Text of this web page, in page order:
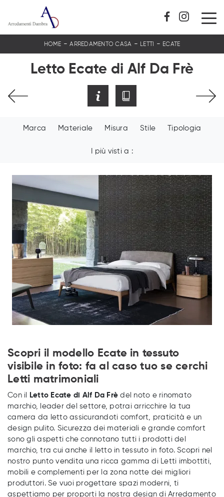
HOME -ARREDAMENTO CASA - LETTI - ECATE
Letto Ecate di Alf Da Frè
Marca Materiale Misura Stile Tipologia
I più visti a :
Scopri il modello Ecate in tessuto
visibile in foto: fa al caso tuo se cerchi
Letti matrimoniali
Con il Letto Ecate di Alf Da Frè del noto e rinomato
marchio, leader del settore, potrai arricchire la tua
camera da letto assicurandoti comfort, praticità e un
design pulito. Sicurezza dei materiali e grande comfort
sono gli aspetti che connotano tutti i prodotti del
marchio, tra cui anche il letto in tessuto in foto. Scopri nel
nostro punto vendita una ricca gamma di Letti imbottiti,
mobili e complementi per la zona notte dei migliori
produttori. Se vuoi progettare spazi moderni, ti
aspettiamo per proporti la nostra design di Arredamento